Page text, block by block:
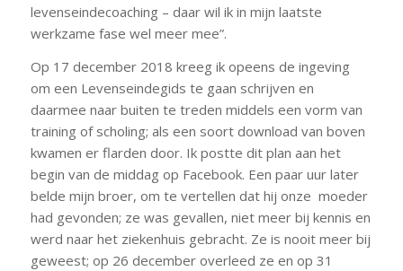
levenseindecoaching – daar wil ik in mijn laatste
werkzame fase wel meer mee”.
Op 17 december 2018 kreeg ik opeens de ingeving
om een Levenseindegids te gaan schrijven en
daarmee naar buiten te treden middels een vorm van
training of scholing; als een soort download van boven
kwamen er flarden door. Ik postte dit plan aan het
begin van de middag op Facebook. Een paar uur later
belde mijn broer, om te vertellen dat hij onze moeder
had gevonden; ze was gevallen, niet meer bij kennis en
werd naar het ziekenhuis gebracht. Ze is nooit meer bij
geweest; op 26 december overleed ze en op 31